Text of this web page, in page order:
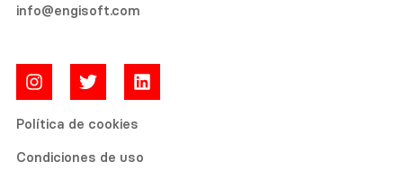
info@engisoft.com
Política de cookies
Condiciones de uso